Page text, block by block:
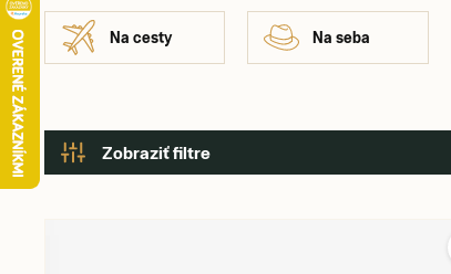
Na cesty Na seba
Zobraziť filtre